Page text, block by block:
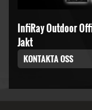
InfiRay Outdoor
Jakt
KONTAKTA OSS